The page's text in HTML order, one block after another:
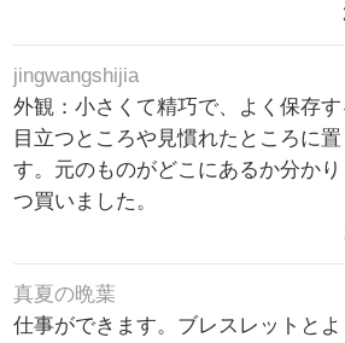
jingwangshijia
外観：小さくて精巧で、よく保存す
目立つところや見慣れたところに
す。元のものがどこにあるか分か
つ買いました。
真夏の晩葉
仕事ができます。ブレスレットと